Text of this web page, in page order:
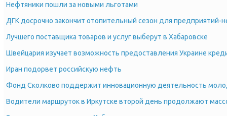
Нефтяники пошли за новыми льготами
ДГК досрочно закончит отопительный сезон для предприятий-
Лучшего поставщика товаров и услуг выберут в Хабаровске
Швейцария изучает возможность предоставления Украине
Иран подорвет российскую нефть
Фонд Сколково поддержит инновационную деятельность
Водители маршруток в Иркутске второй день продолжают